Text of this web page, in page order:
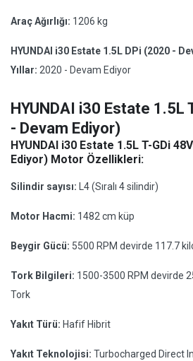
Araç Ağırlığı: 1206 kg
HYUNDAI i30 Estate 1.5L DPi (2020 -
Yıllar: 2020 - Devam Ediyor
HYUNDAI i30 Estate 1.5L
- Devam Ediyor)
HYUNDAI i30 Estate 1.5L T-GDi
Ediyor) Motor Özellikleri:
Silindir sayısı: L4 (Sıralı 4 silindir)
Motor Hacmi: 1482 cm küp
Beygir Gücü: 5500 RPM devirde 117.7
Tork Bilgileri: 1500-3500 RPM devirde
Tork
Yakıt Türü: Hafif Hibrit
Yakıt Teknolojisi: Turbocharged Direct